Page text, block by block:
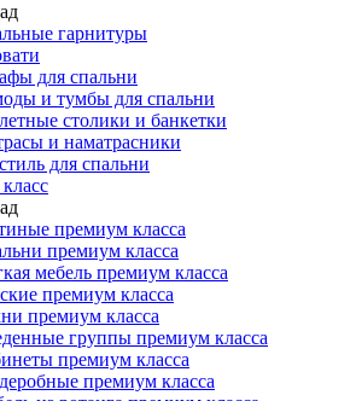
гарнитуры
для спальни
и тумбы для спальни
столики и банкетки
и наматрасники
для спальни
премиум класса
премиум класса
мебель премиум класса
премиум класса
премиум класса
группы премиум класса
премиум класса
премиум класса